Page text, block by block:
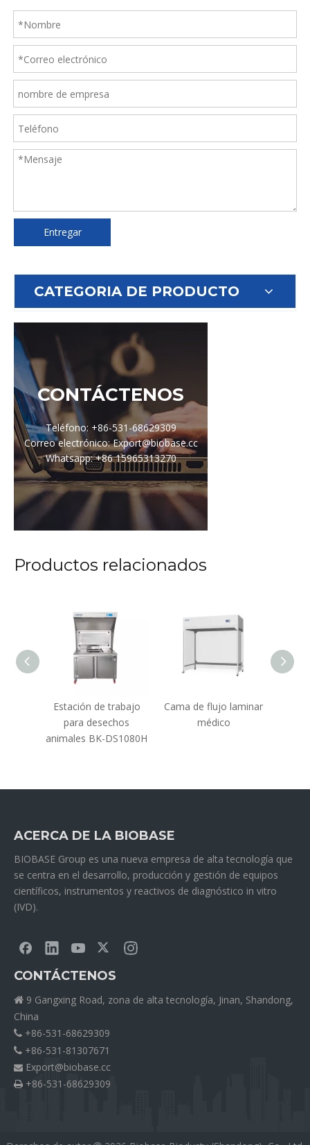
Entregar
CATEGORIA DE PRODUCTO
CONTÁCTENOS
Teléfono: +86-531-68629309
Correo electrónico: Export@biobase.cc
Whatsapp: +86 15965313270
Productos relacionados
Estación de trabajo
para desechos
animales BK-DS1080H
Cama de flujo laminar
médico
ACERCA DE LA BIOBASE
BIOBASE Group es una nueva empresa de alta tecnología que
se centra en el desarrollo, producción y gestión de equipos
científicos, instrumentos y reactivos de diagnóstico in vitro
(IVD).
CONTÁCTENOS
 9 Gangxing Road, zona de alta tecnología, Jinan, Shandong,
China
 +86-531-68629309
 +86-531-81307671
 Export@biobase.cc
 +86-531-68629309